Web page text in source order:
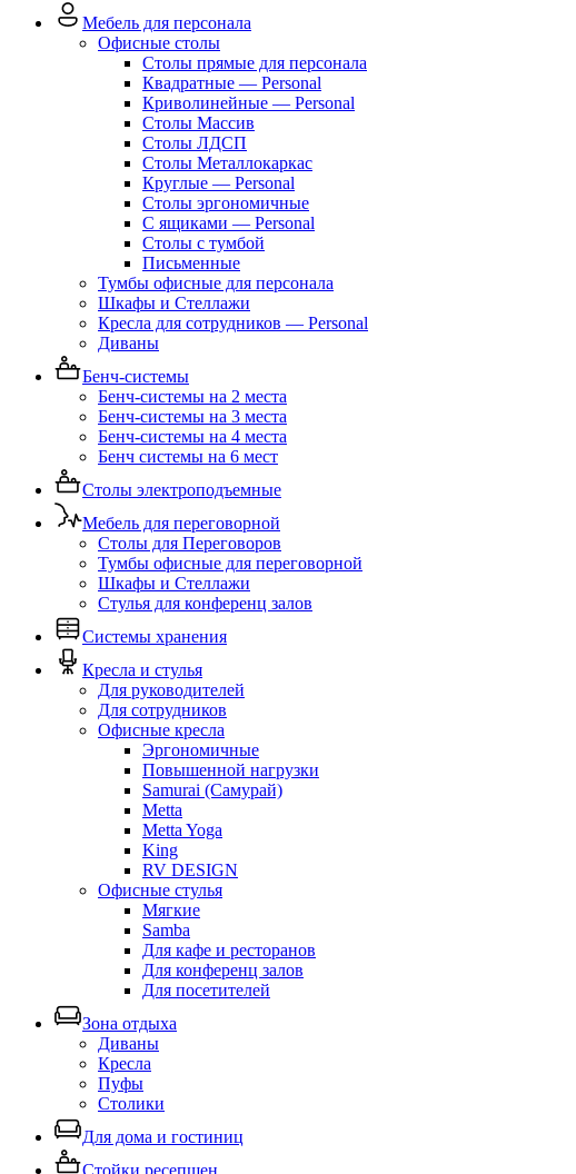
Мебель для персонала
Офисные столы
Столы прямые для персонала
Квадратные — Personal
Криволинейные — Personal
Столы Массив
Столы ЛДСП
Столы Металлокаркас
Круглые — Personal
Столы эргономичные
С ящиками — Personal
Столы с тумбой
Письменные
Тумбы офисные для персонала
Шкафы и Стеллажи
Кресла для сотрудников — Personal
Диваны
Бенч-системы
Бенч-системы на 2 места
Бенч-системы на 3 места
Бенч-системы на 4 места
Бенч системы на 6 мест
Столы электроподъемные
Мебель для переговорной
Столы для Переговоров
Тумбы офисные для переговорной
Шкафы и Стеллажи
Стулья для конференц залов
Системы хранения
Кресла и стулья
Для руководителей
Для сотрудников
Офисные кресла
Эргономичные
Повышенной нагрузки
Samurai (Самурай)
Metta
Metta Yoga
King
RV DESIGN
Офисные стулья
Мягкие
Samba
Для кафе и ресторанов
Для конференц залов
Для посетителей
Зона отдыха
Диваны
Кресла
Пуфы
Столики
Для дома и гостиниц
Стойки ресепшен